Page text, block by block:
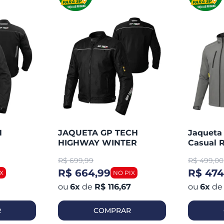
JAQUETA GP TECH
HIGHWAY WINTER
R$ 699,99
R$ 664,99
6x de R$ 116,67
COMPRAR
Jaqueta
Casual
R$ 499,00
R$
6x de